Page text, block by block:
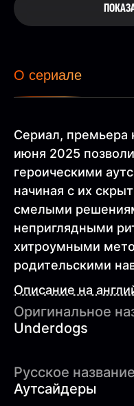
О сериале
Сериал, премьера
июня 2025
героическими
начиная с их
смелыми
неприглядными
хитроумными
родительскими
Описание на
Оригинальное
Underdogs
Русское
Аутсайдеры